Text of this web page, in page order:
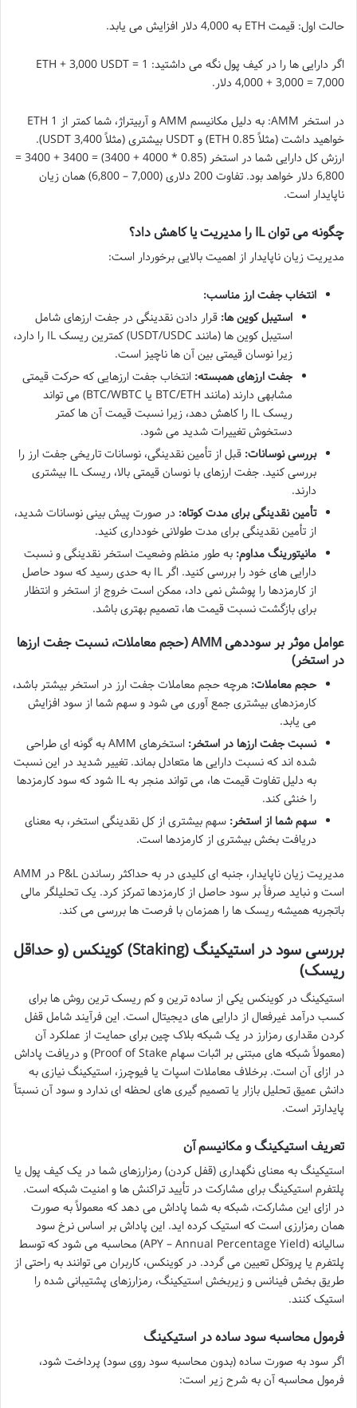
حالت اول: قیمت ETH به 4,000 دلار افزایش می یابد.
اگر دارایی ها را در کیف پول نگه می داشتید: 1 ETH + 3,000 USDT =
4,000 + 3,000 = 7,000 دلار.
در استخر AMM: به دلیل مکانیسم AMM و آربیتراژ، شما کمتر از 1 ETH
خواهید داشت (مثلاً 0.85 ETH) و USDT بیشتری (مثلاً 3,400 USDT).
ارزش کل دارایی شما در استخر (0.85 * 4000 + 3400) = 3400 + 3400 =
6,800 دلار خواهد بود. تفاوت 200 دلاری (7,000 – 6,800) همان زیان
ناپایدار است.
چگونه می توان IL را مدیریت یا کاهش داد؟
مدیریت زیان ناپایدار از اهمیت بالایی برخوردار است:
انتخاب جفت ارز مناسب:
استیبل کوین ها: قرار دادن نقدینگی در جفت ارزهای شامل
استیبل کوین ها (مانند USDT/USDC) کمترین ریسک IL را دارد،
زیرا نوسان قیمتی بین آن ها ناچیز است.
جفت ارزهای همبسته: انتخاب جفت ارزهایی که حرکت قیمتی
مشابهی دارند (مانند BTC/ETH یا BTC/WBTC) می تواند
ریسک IL را کاهش دهد، زیرا نسبت قیمت آن ها کمتر
دستخوش تغییرات شدید می شود.
بررسی نوسانات: قبل از تأمین نقدینگی، نوسانات تاریخی جفت ارز را
بررسی کنید. جفت ارزهای با نوسان قیمتی بالا، ریسک IL بیشتری
دارند.
تأمین نقدینگی برای مدت کوتاه: در صورت پیش بینی نوسانات شدید،
از تأمین نقدینگی برای مدت طولانی خودداری کنید.
مانیتورینگ مداوم: به طور منظم وضعیت استخر نقدینگی و نسبت
دارایی های خود را بررسی کنید. اگر IL به حدی رسید که سود حاصل
از کارمزدها را پوشش نمی داد، ممکن است خروج از استخر و انتظار
برای بازگشت نسبت قیمت ها، تصمیم بهتری باشد.
عوامل موثر بر سوددهی AMM (حجم معاملات، نسبت جفت ارزها
در استخر)
حجم معاملات: هرچه حجم معاملات جفت ارز در استخر بیشتر باشد،
کارمزدهای بیشتری جمع آوری می شود و سهم شما از سود افزایش
می یابد.
نسبت جفت ارزها در استخر:
استخرهای AMM به گونه ای طراحی
شده اند که نسبت دارایی ها متعادل بماند. تغییر شدید در این نسبت
به دلیل تفاوت قیمت ها، می تواند منجر به IL شود که سود کارمزدها
را خنثی کند.
سهم شما از استخر: سهم بیشتری از کل نقدینگی استخر، به معنای
دریافت بخش بیشتری از کارمزدها است.
مدیریت زیان ناپایدار، جنبه ای کلیدی در به حداکثر رساندن P&L در AMM
است و نباید صرفاً بر سود حاصل از کارمزدها تمرکز کرد. یک تحلیلگر مالی
باتجربه همیشه ریسک ها را همزمان با فرصت ها بررسی می کند.
بررسی سود در استیکینگ (Staking) کوینکس (و حداقل
ریسک)
استیکینگ در کوینکس یکی از ساده ترین و کم ریسک ترین روش ها برای
کسب درآمد غیرفعال از دارایی های دیجیتال است. این فرآیند شامل قفل
کردن مقداری رمزارز در یک شبکه بلاک چین برای حمایت از عملکرد آن
(معمولاً شبکه های مبتنی بر اثبات سهام Proof of Stake) و دریافت پاداش
در ازای آن است. برخلاف معاملات اسپات یا فیوچرز، استیکینگ نیازی به
دانش عمیق تحلیل بازار یا تصمیم گیری های لحظه ای ندارد و سود آن نسبتاً
پایدارتر است.
تعریف استیکینگ و مکانیسم آن
استیکینگ به معنای نگهداری (قفل کردن) رمزارزهای شما در یک کیف پول یا
پلتفرم استیکینگ برای مشارکت در تأیید تراکنش ها و امنیت شبکه است.
در ازای این مشارکت، شبکه به شما پاداش می دهد که معمولاً به صورت
همان رمزارزی است که استیک کرده اید. این پاداش بر اساس نرخ سود
سالیانه (APY – Annual Percentage Yield) محاسبه می شود که توسط
پلتفرم یا پروتکل تعیین می گردد. در کوینکس، کاربران می توانند به راحتی از
طریق بخش فینانس و زیربخش استیکینگ، رمزارزهای پشتیبانی شده را
استیک کنند.
فرمول محاسبه سود ساده در استیکینگ
اگر سود به صورت ساده (بدون محاسبه سود روی سود) پرداخت شود،
فرمول محاسبه آن به شرح زیر است: